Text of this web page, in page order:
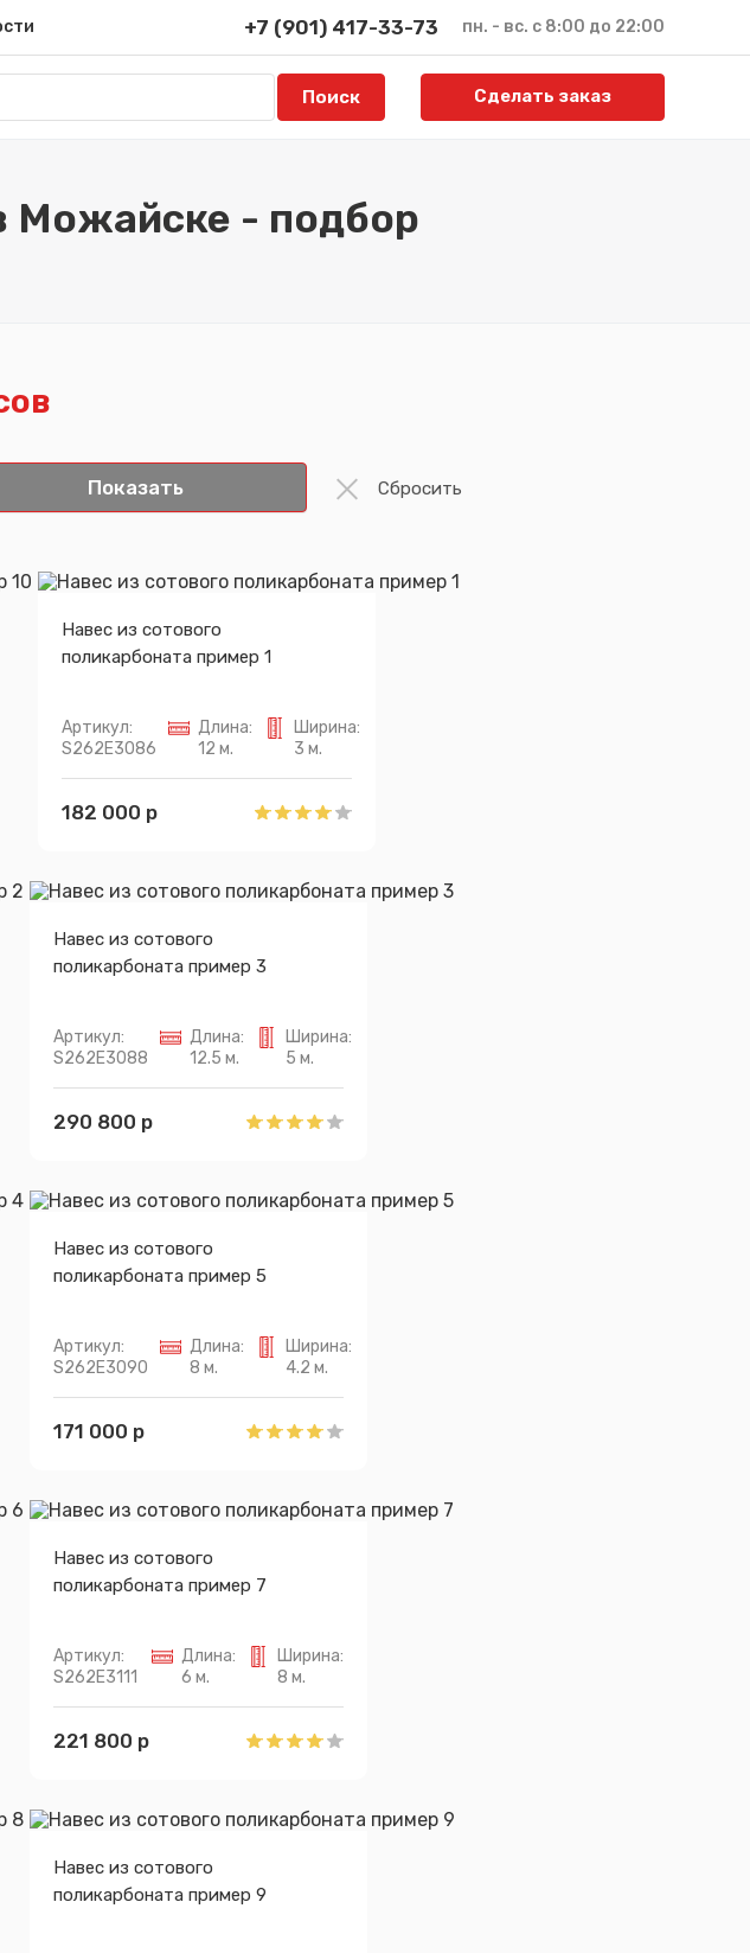
+7 (901) 417-33-73 пн. - вс. с 8:00 до 22:00
Сделать заказ
Можайске - подбор
Навес из сотового
поликарбоната пример 1
Артикул:
S262E3086
Длина:
12 м.
Ширина:
3 м.
182 000 р
Навес из сотового
поликарбоната пример 3
Артикул:
S262E3088
Длина:
12.5 м.
Ширина:
5 м.
290 800 р
Навес из сотового
поликарбоната пример 5
Артикул:
S262E3090
Длина:
8 м.
Ширина:
4.2 м.
171 000 р
Навес из сотового
поликарбоната пример 7
Артикул:
S262E3111
Длина:
6 м.
Ширина:
8 м.
221 800 р
Навес из сотового
поликарбоната пример 9